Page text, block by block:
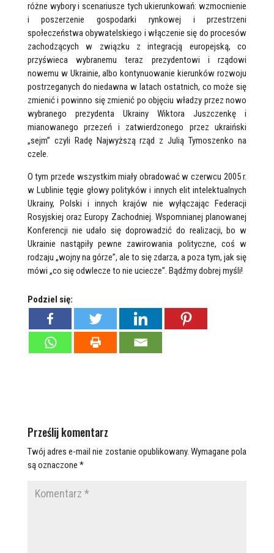
różne wybory i scenariusze tych ukierunkowań: wzmocnienie
i poszerzenie gospodarki rynkowej i przestrzeni
społeczeństwa obywatelskiego i włączenie się do procesów
zachodzących w związku z integracją europejską, co
przyświeca wybranemu teraz prezydentowi i rządowi
nowemu w Ukrainie, albo kontynuowanie kierunków rozwoju
postrzeganych do niedawna w latach ostatnich, co może się
zmienić i powinno się zmienić po objęciu władzy przez nowo
wybranego prezydenta Ukrainy Wiktora Juszczenkę i
mianowanego przezeń i zatwierdzonego przez ukraiński
„sejm” czyli Radę Najwyższą rząd z Julią Tymoszenko na
czele.
O tym przede wszystkim miały obradować w czerwcu 2005 r.
w Lublinie tęgie głowy polityków i innych elit intelektualnych
Ukrainy, Polski i innych krajów nie wyłączając Federacji
Rosyjskiej oraz Europy Zachodniej. Wspomnianej planowanej
Konferencji nie udało się doprowadzić do realizacji, bo w
Ukrainie nastąpiły pewne zawirowania polityczne, coś w
rodzaju „wojny na górze”, ale to się zdarza, a poza tym, jak się
mówi „co się odwlecze to nie uciecze”. Bądźmy dobrej myśli!
Podziel się:
Prześlij komentarz
Twój adres e-mail nie zostanie opublikowany. Wymagane pola
są oznaczone *